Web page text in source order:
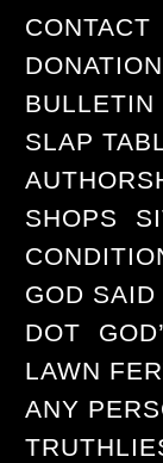
CONTACT
BULLETIN
SLAP
SHOPS
GOD SAID
DOT
LAWN
ANY